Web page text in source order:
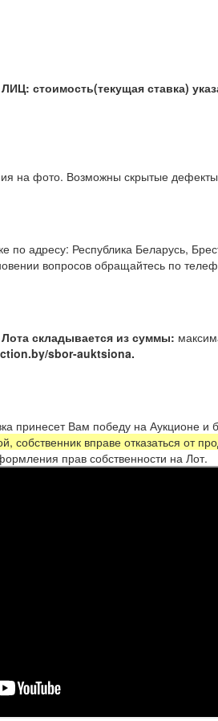
стоимость(текущая ставка)
на фото. Возможны
по адресу: Республика Беларусь,
вопросов
складывается из суммы:
sbor-auktsiona.
принесет Вам победу на Аукционе и
собственник вправе отказаться от
прав собственности на Лот.